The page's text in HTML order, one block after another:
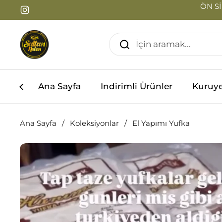
İçeriğe geç
Instagram
ÖN
Ana Sayfa Indirimli Ürünler
Ana Sayfa / Koleksiyonlar / El Yapımı Yufka